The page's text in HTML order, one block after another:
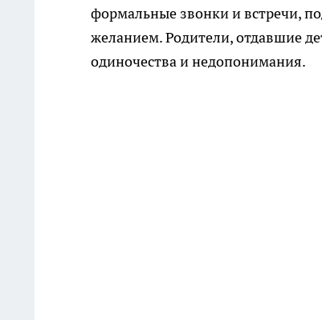
формальные звонки и встречи,
желанием. Родители, отдавшие
одиночества и недопонимания.